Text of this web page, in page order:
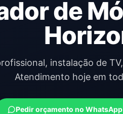
de
instalação de
Atendimento hoje em
Pedir orçamento no WhatsApp